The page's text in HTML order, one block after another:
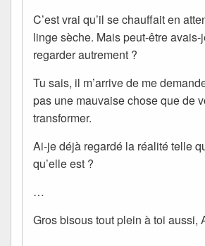
C’est vrai qu’il se chauffait en
linge sèche. Mais peut-être
regarder autrement ?
Tu sais, il m’arrive de me
pas une mauvaise chose que de
transformer.
Ai-je déjà regardé la réalité telle
qu’elle est ?
…
Gros bisous tout plein à toi aussi,